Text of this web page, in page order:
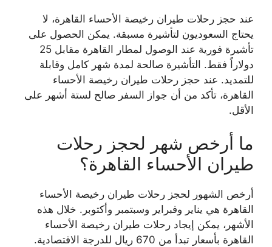
عند حجز رحلات طيران رخيصة الأحساء القاهرة، لا
يحتاج السعوديون لتأشيرة مسبقة. يمكن الحصول على
تأشيرة فورية عند الوصول لمطار القاهرة مقابل 25
دولاراً فقط. التأشيرة صالحة لمدة شهر كامل وقابلة
للتمديد. عند حجز رحلات طيران رخيصة الأحساء
القاهرة، تأكد من أن جواز السفر صالح لستة أشهر على
الأقل.
ما أرخص شهر لحجز رحلات
طيران الأحساء القاهرة؟
أرخص الشهور لحجز رحلات طيران رخيصة الأحساء
القاهرة هي يناير وفبراير وسبتمبر وأكتوبر. خلال هذه
الأشهر، يمكن إيجاد رحلات طيران رخيصة الأحساء
القاهرة بأسعار تبدأ من 670 ريال للدرجة الاقتصادية.